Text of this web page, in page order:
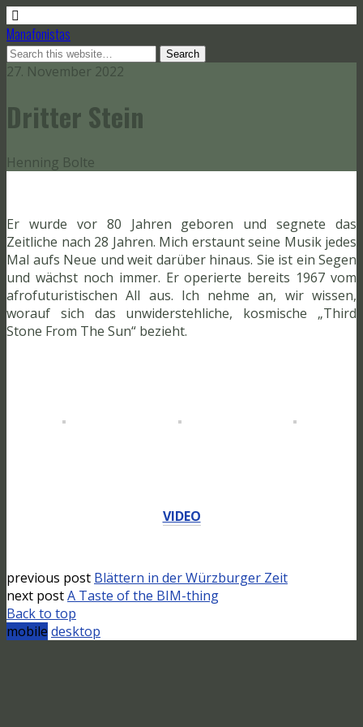
Manafonistas
27. November 2022
Dritter Stein
Henning Bolte
Er wurde vor 80 Jahren geboren und segnete das
Zeitliche nach 28 Jahren. Mich erstaunt seine Musik jedes
Mal aufs Neue und weit darüber hinaus. Sie ist ein Segen
und wächst noch immer. Er operierte bereits 1967 vom
afrofuturistischen All aus. Ich nehme an, wir wissen,
worauf sich das unwiderstehliche, kosmische „Third
Stone From The Sun“ bezieht.
VIDEO
previous post Blättern in der Würzburger Zeit
next postA Taste of the BIM-thing
Back to top
mobile desktop